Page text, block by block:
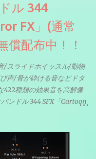
ル 344
FX」(通常
償配布中！！
/スライドホイッスル/動物
声/骨が砕ける音などドタ
422種類の効果音を高解像
ンドル 344 SFX「Cartoon